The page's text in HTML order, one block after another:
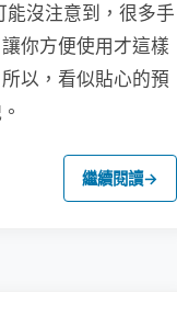
沒注意到，很多手
你方便使用才這樣
以，看似貼心的預
繼續閱讀→